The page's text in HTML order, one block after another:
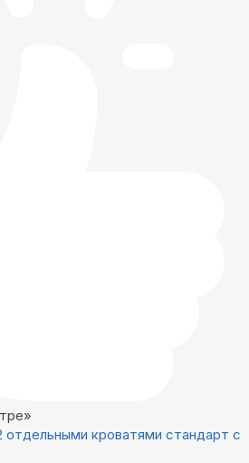
кроватями стандарт с